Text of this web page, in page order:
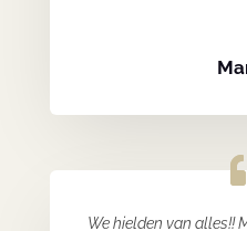
We hielden van alles!!